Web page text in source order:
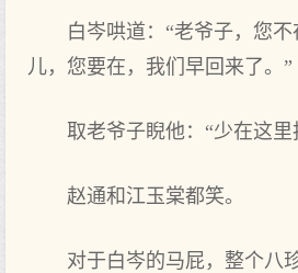
白岑哄道：“老爷子，您
儿，您要在，我们早回来了。”
取老爷子睨他：“少在这里
赵通和江玉棠都笑。
对于白岑的马屁，整个八